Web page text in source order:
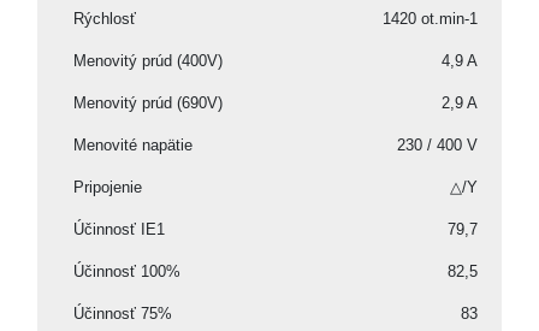
Rýchlosť 1420 ot.min-1
Menovitý prúd (400V) 4,9 A
Menovitý prúd (690V) 2,9 A
Menovité napätie 230 / 400 V
Pripojenie △/Y
Účinnosť IE1 79,7
Účinnosť 100% 82,5
Účinnosť 75% 83